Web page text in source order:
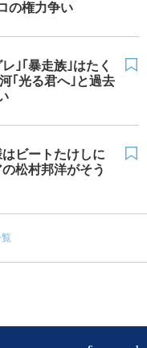
の権力争い
｣｢暴走族｣はたく
｢光る君へ｣と過去
ビートたけしに
松村邦洋がそう
覧